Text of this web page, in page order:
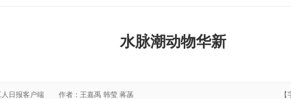
水脉潮动物华新
日报客户端 作者：王嘉禹 韩莹 蒋菡 【